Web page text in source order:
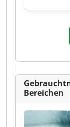
Bereichen